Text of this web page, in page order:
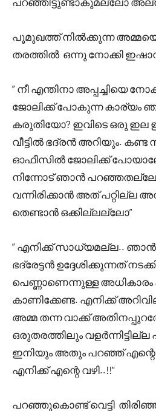
പൂമുഖത്ത് നിൽക്കുന്ന അമ്മയെ
തരത്തിൽ ഒന്നു നോക്കി
” നീ എന്തിനാ അപ്പച്ചിയെ
ജോലിക്ക് പോകുന്ന കാര്യം
കരുതിയോ? ഇവിടെ ഒരു ഇല
വീട്ടിൽ ഭദ്രൻ അറിയും.
ഓഫീസിൽ ജോലിക്ക് പോയാലേ
നിന്നോട് ഞാൻ
വന്നിരിക്കാൻ അത്
തെണ്ടാൻ ഒക്കില്ലല്ലോ”
” എനിക്ക് സാധ്യമല്ല..
ഭദ്രേട്ടൻ ഉദ്ദേശിക്കുന്നത്
പെണ്ണാണെന്നുള്ള
കാണിക്കേണ്ട. എനിക്ക്
അമ്മ തന്ന വാക്ക്
ഒരുതരത്തിലും വളർന്നിട്ടില്ല
ഇനിയും അതും പറഞ്ഞ് എന്റെ
എനിക്ക് എന്റെ വഴി..!!”
പറഞ്ഞുകൊണ്ട് വെട്ടി